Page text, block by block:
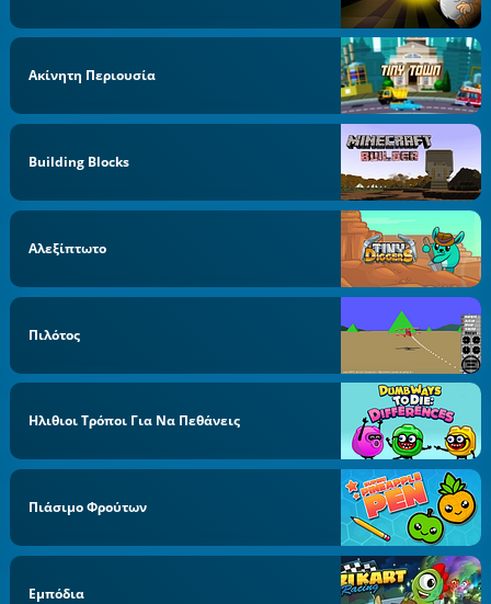
Ακίνητη Περιουσία
Building Blocks
Αλεξίπτωτο
Πιλότος
Ηλιθιοι Τρόποι Για Να Πεθάνεις
Πιάσιμο Φρούτων
Εμπόδια